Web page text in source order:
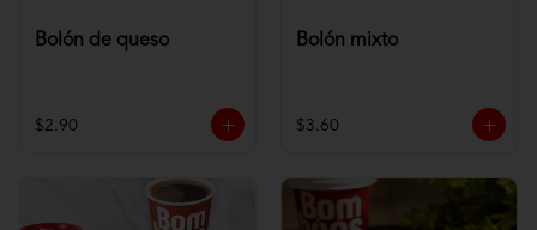
Bolón de queso
$2.90
Bolón mixto
$3.60